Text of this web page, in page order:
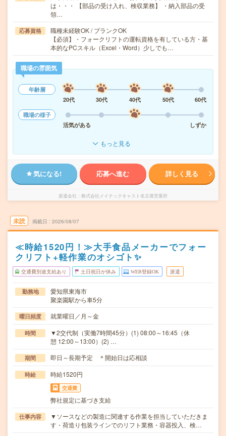
は・・・ 【部品の受け入れ、検収業務】 ・納入部品の受
領…
応募資格
職種未経験OK / ブランクOK
【必須】・フォークリフトの運転資格を有している方・基
本的なPCスキル（Excel・Word）少しでも…
職場の雰囲気
年齢層
20代
30代 40代 50代
60代
職場の様子
活気がある
しずか
もっと見る
気になる! 応募へ進む 詳しく見る
派遣会社 株式会社メイテックキャスト名古屋営業所
未読 掲載日 2026/08/07
≪時給1520円！≫大手食品メーカーでフォー
クリフト+軽作業のオシゴト✨
交通費別途支給あり 土日祝日が休み WEB登録OK 派遣
勤務地
愛知県東海市
聚楽園駅から車5分
曜日頻度 就業曜日／月～金
時間
▼2交代制（実働7時間45分）(1) 08:00～16:45（休
憩 12:00～13:00）(2) …
期間 即日～長期予定 ＊開始日は応相談
時給 時給1520円
交通費
弊社規定に基づき支給
仕事内容
▼ソースなどの製造に関連する作業を担当していただきま
す・荷造り包装ラインでのリフト業務・容器投入、検…